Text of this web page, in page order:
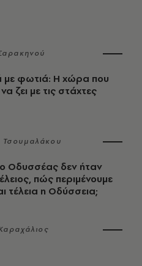
με φωτιά: Η χώρα που
ζει με τις στάχτες
Οδυσσέας δεν ήταν
πώς περιμένουμε
τέλεια η Οδύσσεια;